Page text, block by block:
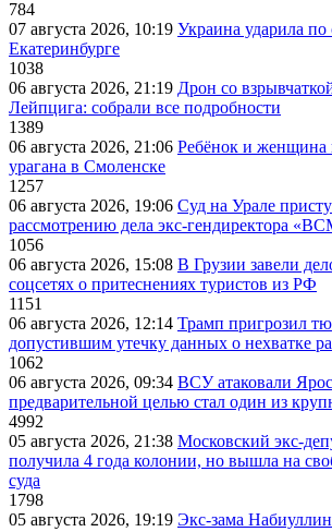
784
07 августа 2026, 10:19 Украина ударила по
Екатеринбурге
1038
06 августа 2026, 21:19 Дрон со
Лейпцига: собрали все подробности
1389
06 августа 2026, 21:06 Ребёнок и женщина
урагана в Смоленске
1257
06 августа 2026, 19:06 Суд на Урале
рассмотрению дела экс-гендиректора
1056
06 августа 2026, 15:08 В Грузии завели
соцсетях о притеснениях туристов из РФ
1151
06 августа 2026, 12:14 Трамп пригрозил
допустившим утечку данных о нехватке
1062
06 августа 2026, 09:34 ВСУ атаковали
предварительной целью стал один из
4992
05 августа 2026, 21:38 Московский экс-
получила 4 года колонии, но вышла на
суда
1798
05 августа 2026, 19:19 Экс-зама